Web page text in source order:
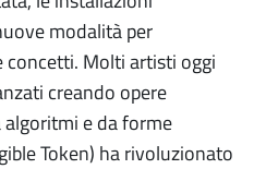
modalità per
concetti. Molti artisti oggi
creando opere
e da forme
Token) ha rivoluzionato